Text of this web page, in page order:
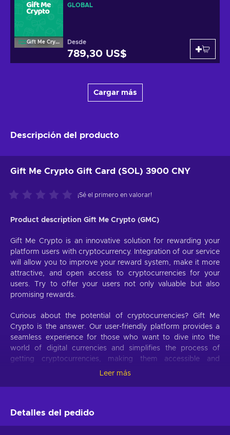
Gift Me Crypto
GLOBAL
Desde
789,30 US$
Cargar más
Descripción del producto
Gift Me Crypto Gift Card (SOL) 3900 CNY
¡Sé el primero en valorar!
Product description Gift Me Crypto (GMC)
Gift Me Crypto is an innovative solution for rewarding your
platform users with cryptocurrency. Integration of our service
will allow you to improve your reward system, make it more
attractive, and open access to cryptocurrencies for your
users. Try to offer your users not only valuable but also
promising rewards.
Curious about the potential of cryptocurrencies? Gift Me
Crypto is the answer. Our user-friendly platform provides a
seamless experience for those who want to dive into the
world of digital currencies and simplifies the process of
getting cryptocurrencies, making them accessible and
users can easily receive popular cryptocurrencies such as
Leer más
Detalles del pedido